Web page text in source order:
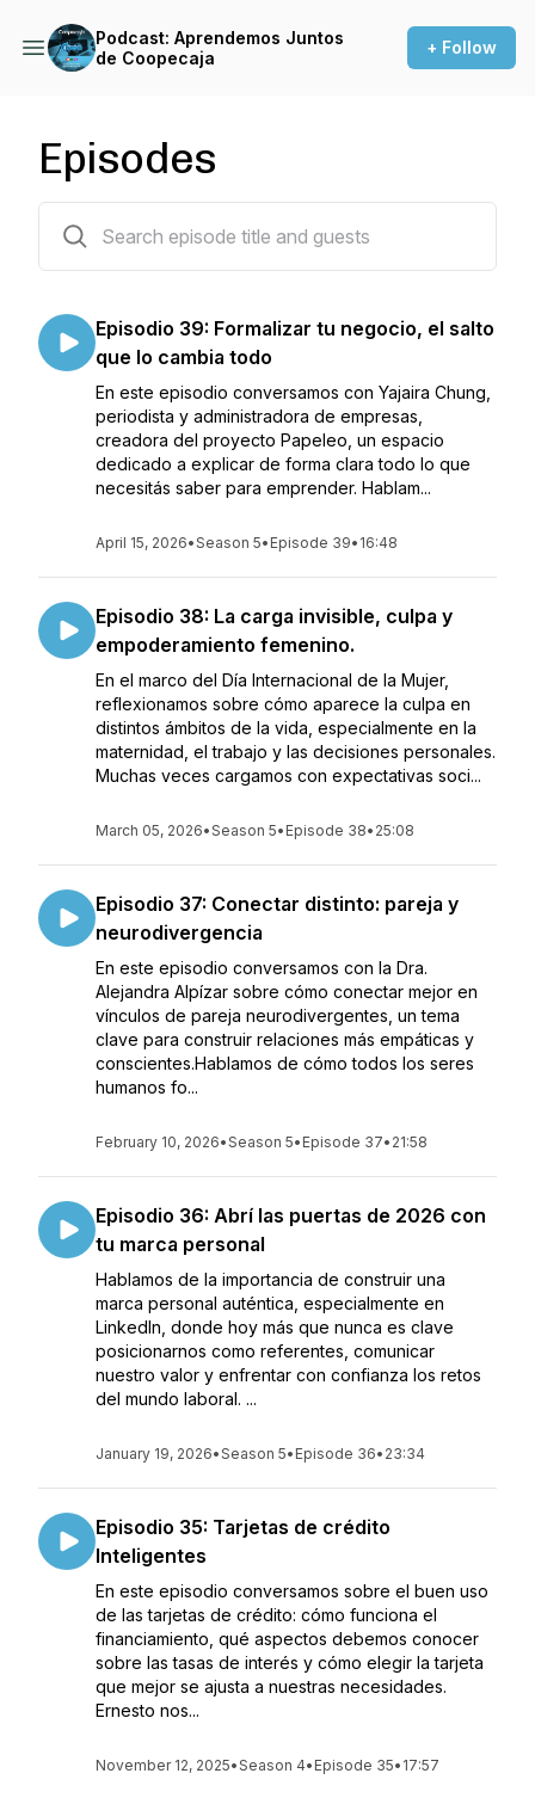
Podcast: Aprendemos Juntos
de Coopecaja
+ Follow
Episodes
Episodio 39: Formalizar tu negocio, el salto
que lo cambia todo
En este episodio conversamos con Yajaira Chung,
periodista y administradora de empresas,
creadora del proyecto Papeleo, un espacio
dedicado a explicar de forma clara todo lo que
necesitás saber para emprender. Hablam...
April 15, 2026•Season 5• Episode 39• 16:48
Episodio 38: La carga invisible, culpa y
empoderamiento femenino.
En el marco del Día Internacional de la Mujer,
reflexionamos sobre cómo aparece la culpa en
distintos ámbitos de la vida, especialmente en la
maternidad, el trabajo y las decisiones personales.
Muchas veces cargamos con expectativas soci...
March 05, 2026•Season 5• Episode 38• 25:08
Episodio 37: Conectar distinto: pareja y
neurodivergencia
En este episodio conversamos con la Dra.
Alejandra Alpízar sobre cómo conectar mejor en
vínculos de pareja neurodivergentes, un tema
clave para construir relaciones más empáticas y
conscientes.Hablamos de cómo todos los seres
humanos fo...
February 10, 2026•Season 5• Episode 37• 21:58
Episodio 36: Abrí las puertas de 2026 con
tu marca personal
Hablamos de la importancia de construir una
marca personal auténtica, especialmente en
LinkedIn, donde hoy más que nunca es clave
posicionarnos como referentes, comunicar
nuestro valor y enfrentar con confianza los retos
del mundo laboral. ...
January 19, 2026•Season 5• Episode 36• 23:34
Episodio 35: Tarjetas de crédito
Inteligentes
En este episodio conversamos sobre el buen uso
de las tarjetas de crédito: cómo funciona el
financiamiento, qué aspectos debemos conocer
sobre las tasas de interés y cómo elegir la tarjeta
que mejor se ajusta a nuestras necesidades.
Ernesto nos...
November 12, 2025•Season 4• Episode 35• 17:57